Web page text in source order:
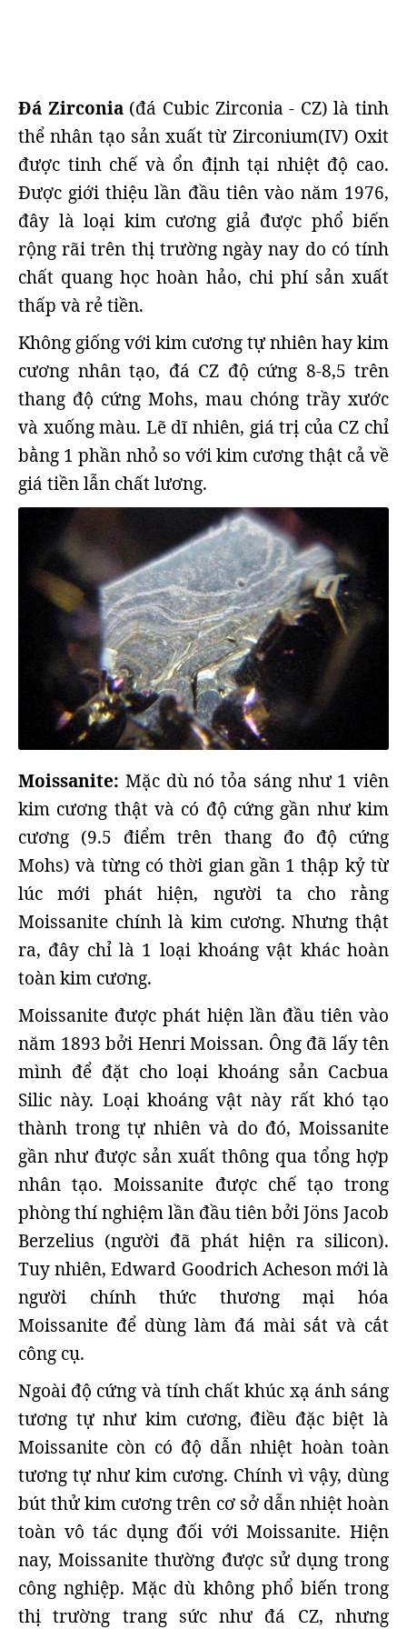
Đá Zirconia(đá Cubic Zirconia - CZ) là tinh
thể nhân tạo sản xuất từ Zirconium(IV) Oxit
được tinh chế và ổn định tại nhiệt độ cao.
Được giới thiệu lần đầu tiên vào năm 1976,
đây là loại kim cương giả được phổ biến
rộng rãi trên thị trường ngày nay do có tính
chất quang học hoàn hảo, chi phí sản xuất
thấp và rẻ tiền.
Không giống với kim cương tự nhiên hay kim
cương nhân tạo, đá CZ độ cứng 8-8,5 trên
thang độ cứng Mohs, mau chóng trầy xước
và xuống màu. Lẽ dĩ nhiên, giá trị của CZ chỉ
bằng 1 phần nhỏ so với kim cương thật cả về
giá tiền lẫn chất lương.
Moissanite: Mặc dù nó tỏa sáng như 1 viên
kim cương thật và có độ cứng gần như kim
cương (9.5 điểm trên thang đo độ cứng
Mohs) và từng có thời gian gần 1 thập kỷ từ
lúc mới phát hiện, người ta cho rằng
Moissanite chính là kim cương. Nhưng thật
ra, đây chỉ là 1 loại khoáng vật khác hoàn
toàn kim cương.
Moissanite được phát hiện lần đầu tiên vào
năm 1893 bởi Henri Moissan. Ông đã lấy tên
mình để đặt cho loại khoáng sản Cacbua
Silic này. Loại khoáng vật này rất khó tạo
thành trong tự nhiên và do đó, Moissanite
gần như được sản xuất thông qua tổng hợp
nhân tạo. Moissanite được chế tạo trong
phòng thí nghiệm lần đầu tiên bởi Jöns Jacob
Berzelius (người đã phát hiện ra silicon).
Tuy nhiên, Edward Goodrich Acheson mới là
người chính thức thương mại hóa
Moissanite để dùng làm đá mài sắt và cắt
công cụ.
Ngoài độ cứng và tính chất khúc xạ ánh sáng
tương tự như kim cương, điều đặc biệt là
Moissanite còn có độ dẫn nhiệt hoàn toàn
tương tự như kim cương. Chính vì vậy, dùng
bút thử kim cương trên cơ sở dẫn nhiệt hoàn
toàn vô tác dụng đối với Moissanite. Hiện
nay, Moissanite thường được sử dụng trong
công nghiệp. Mặc dù không phổ biến trong
thị trường trang sức như đá CZ, nhưng